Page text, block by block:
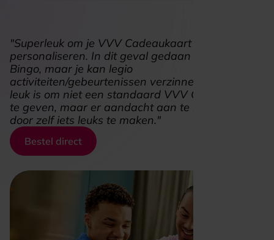
"Superleuk om je VVV Cadeaukaart te
personaliseren. In dit geval gedaan voor de
Bingo, maar je kan legio
activiteiten/gebeurtenissen verzinnen waar het
leuk is om niet een standaard VVV Cadeaukaart
te geven, maar er aandacht aan te schenken
door zelf iets leuks te maken."
Bestel direct